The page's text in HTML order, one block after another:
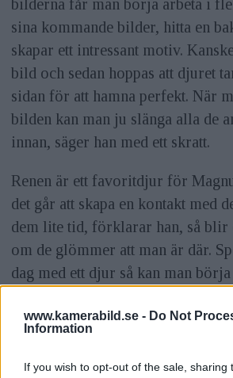
www.kamerabild.se - Do Not
Information
If you wish to opt-out of the sale, sharing
bilderna får man börja arbeta i
sina kommande bilder, hitta en
skapar ett intressant motiv.
bild och sedan hoppas att djuret
sidan för att hamna perfekt. När
bilden kan man ju slänga alla de
innan, säger han med ett skratt.
Renen är ett favoritdjur för
det går att skapa en kontakt med
dem lite tid, förklarar han, så blir
om de glömmer att man är där.
dag med ett djur så kan man
förutsättningarna för att få bra